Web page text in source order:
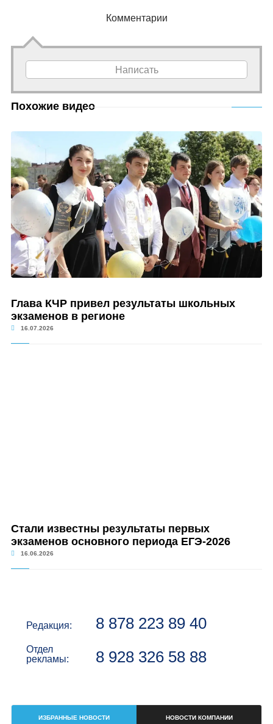
Комментарии
Написать
Похожие видео
Глава КЧР привел результаты школьных
экзаменов в регионе
16.07.2026
Стали известны результаты первых
экзаменов основного периода ЕГЭ-2026
16.06.2026
Редакция: 8 878 223 89 40
Отдел
рекламы:
8 928 326 58 88
ИЗБРАННЫЕ НОВОСТИ НОВОСТИ КОМПАНИИ